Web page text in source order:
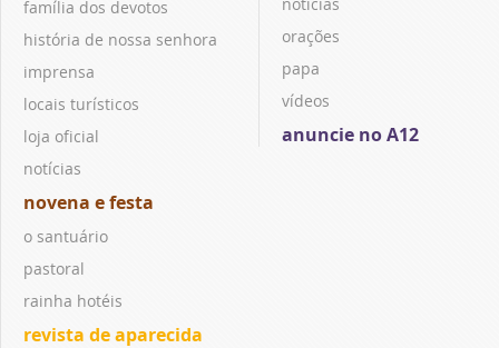
família dos devotos
história de nossa senhora
imprensa
locais turísticos
loja oficial
notícias
novena e festa
o santuário
pastoral
rainha hotéis
revista de aparecida
orações
papa
vídeos
anuncie no A12